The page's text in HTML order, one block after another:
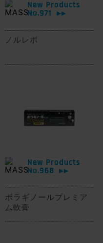
New Products
No.971
▶▶
ノルレボ
New Products
No.968
▶▶
ボラギノールプレミア
ム軟膏